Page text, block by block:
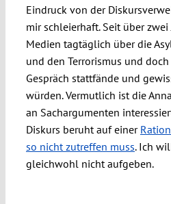
Eindruck von der
mir schleierhaft. Seit über
Medien tagtäglich über die
und den Terrorismus und
Gespräch stattfände und
würden. Vermutlich ist die
an Sachargumenten
Diskurs beruht auf einer
so nicht zutreffen muss. Ich
gleichwohl nicht aufgeben.